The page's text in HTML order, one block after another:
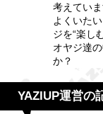
考えてい
よくいた
ジを“楽し
オヤジ達
か？
YAZIUP運営の